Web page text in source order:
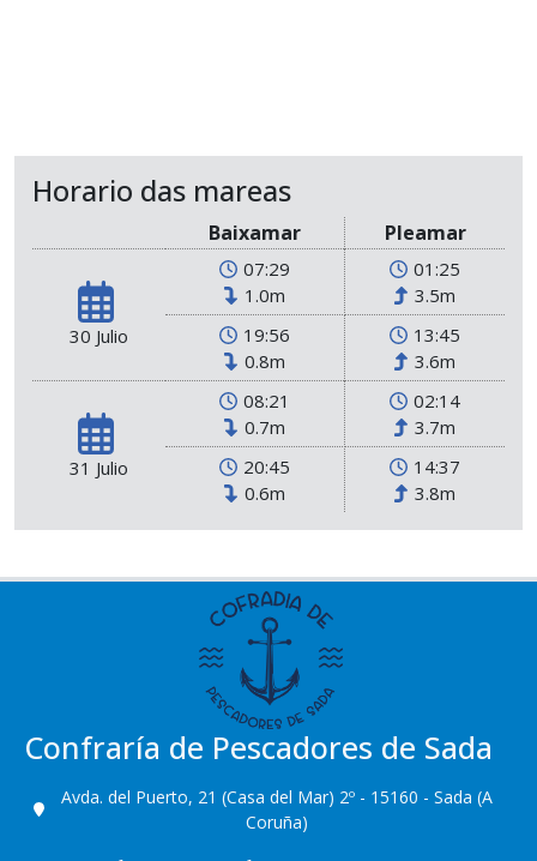
Horario das mareas
Baixamar Pleamar
30 Julio
07:29
1.0m
01:25
3.5m
19:56
0.8m
13:45
3.6m
31 Julio
08:21
0.7m
02:14
3.7m
20:45
0.6m
14:37
3.8m
Confraría de Pescadores de Sada
Avda. del Puerto, 21 (Casa del Mar) 2º - 15160 - Sada (A
Coruña)